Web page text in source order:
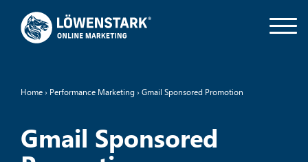
Home› Performance Marketing› Gmail Sponsored Promotion
Gmail Sponsored